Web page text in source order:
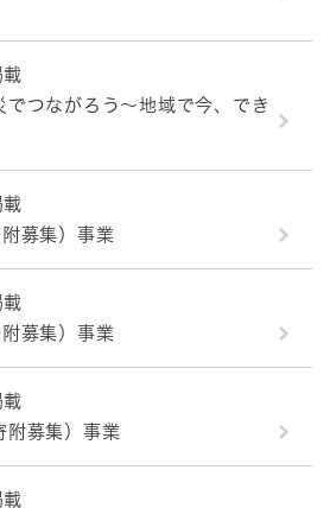
でつながろう～地域で今、でき
募集）事業
募集）事業
附募集）事業